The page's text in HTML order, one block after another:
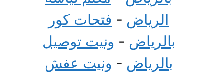
الرياض - فتحات كور
بالرياض - ونيت توصيل
بالرياض - ونيت عفش